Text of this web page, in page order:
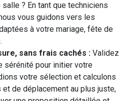
? En tant que techniciens
vous guidons vers les
à votre mariage, fête de
sans frais cachés : Validez
sérénité pour initier votre
votre sélection et calculons
de déplacement au plus juste,